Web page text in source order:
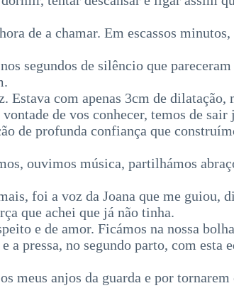
de a chamar. Em escassos
segundos de silêncio que
com apenas 3cm de
de vos conhecer, temos de sair
de profunda confiança que
ouvimos música, partilhámos
foi a voz da Joana que me guiou,
que achei que já não tinha.
e de amor. Ficámos na nossa
a pressa, no segundo parto, com
meus anjos da guarda e por